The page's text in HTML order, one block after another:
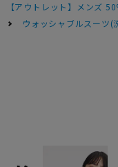
【アウトレット】メンズ
ウォッシャブルスーツ(